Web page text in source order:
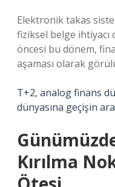
Elektronik takas
fiziksel belge ihtiyacı
öncesi bu dönem,
aşaması olarak
T+2, analog finans
dünyasına geçişin
Kırılma